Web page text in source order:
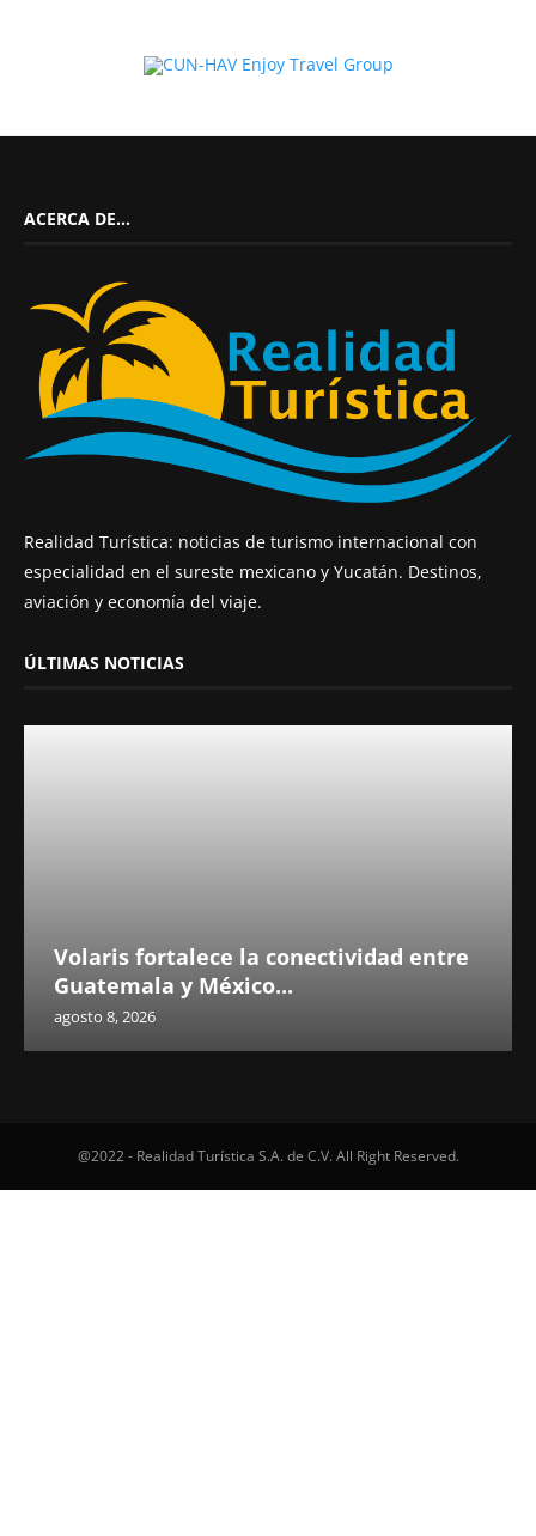
ACERCA DE…
Realidad Turística: noticias de turismo internacional con
especialidad en el sureste mexicano y Yucatán. Destinos,
aviación y economía del viaje.
ÚLTIMAS NOTICIAS
Volaris fortalece la conectividad entre
Guatemala y México...
agosto 8, 2026
@2022 - Realidad Turística S.A. de C.V. All Right Reserved.